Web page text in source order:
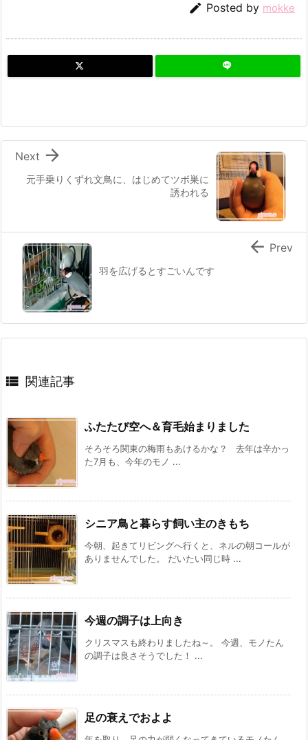
 Posted by mokke
元手乗りくずれ文鳥に、はじめてツボ巣に
誘われる

Next
羽を広げるとすごいんです
 Prev
 関連記事
ふたたび空へ＆育毛始まりました
そろそろ関東の梅雨もあけるかな？ 去年は辛かっ
た7月も、今年のモノ ...
シニア鳥と暮らす飼い主のきもち
今朝、起きてリビングへ行くと、ネルの朝コールが
ありませんでした。 だいたい同じ時 ...
今週の調子は上向き
クリスマスも終わりましたね～。 今週、モノたん
の調子は良さそうでした！ ...
足の衰えでおよよ